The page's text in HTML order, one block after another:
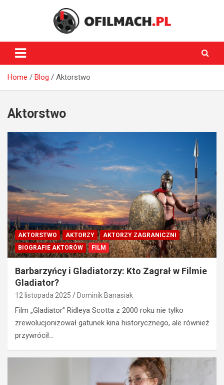
oFilmach.pl
Home Blog Aktorstwo
Aktorstwo
AKTORSTWO AKTORZY
AKTORZY ZAGRANICZNI
BIOGRAFIE AKTORÓW
FILM
Barbarzyńcy i Gladiatorzy: Kto Zagrał w Filmie
Gladiator?
12 listopada 2025 Dominik Banasiak
Film „Gladiator” Ridleya Scotta z 2000 roku nie tylko
zrewolucjonizował gatunek kina historycznego, ale również
przywrócił…
HISTORIA
KINA
KINEMATOGRAFIA
T
r
e
n
g
u
w
a
ż
n
HISTORIA
KINA
KINEMATOGRAFIA
C